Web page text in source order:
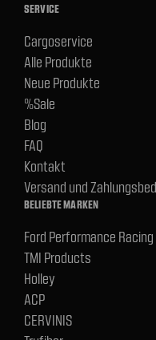
SERVICE
Cargoservice
Alle Produkte
Neue Produkte
%Sale
Blog
FAQ
Kontakt
Versand und
BELIEBTE MARKEN
Ford Performance
TMI Products
Holley
ACP
CERVINIS